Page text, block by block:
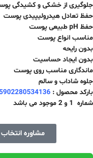
جلوگیری از خشکی و کشیدگی
حفظ تعادل هیدرولیپیدی پوست
حفظ pH طبیعی پوست
مناسب انواع پوست
بدون رایحه
بدون ایجاد حساسیت
ماندگاری مناسب روی پوست
جلوه شاداب و سالم
بارکد محصول :
شماره 1 و 2 موجود می باشد
مشاوره